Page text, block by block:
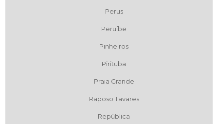
Perus
Peruíbe
Pinheiros
Pirituba
Praia Grande
Raposo Tavares
República